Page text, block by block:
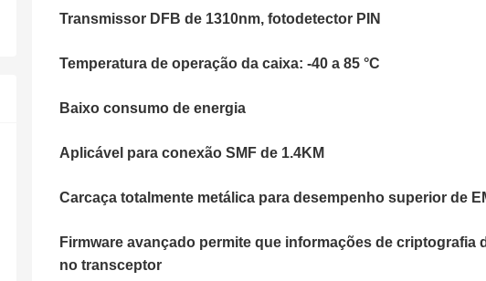
Transmissor DFB de 1310nm, fotodetector PIN
Temperatura de operação da caixa: -40 a 85 °C
Baixo consumo de energia
Aplicável para conexão SMF de 1.4KM
Carcaça totalmente metálica para desempenho superior de
Firmware avançado permite que informações de criptografia
no transceptor